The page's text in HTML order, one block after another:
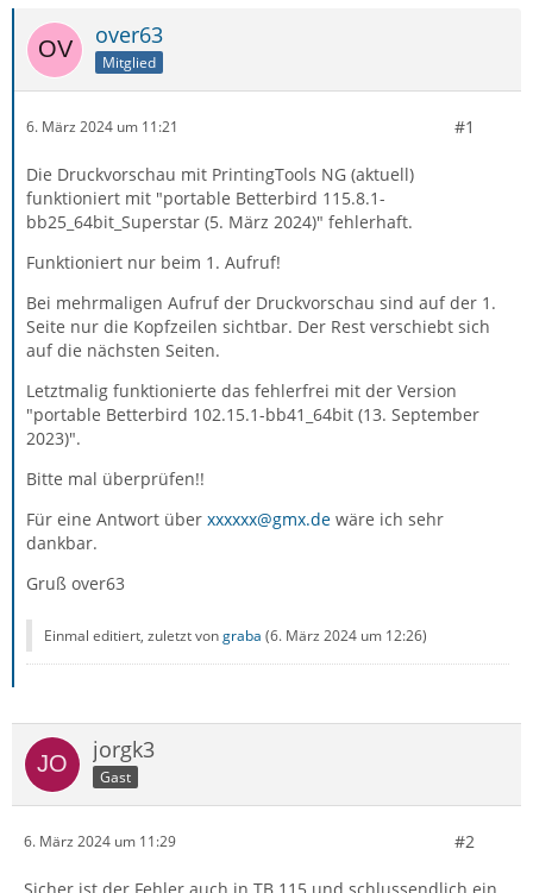
over63
Mitglied
6. März 2024 um 11:21 #1
Die Druckvorschau mit PrintingTools NG (aktuell)
funktioniert mit "portable Betterbird 115.8.1-
bb25_64bit_Superstar (5. März 2024)" fehlerhaft.
Funktioniert nur beim 1. Aufruf!
Bei mehrmaligen Aufruf der Druckvorschau sind auf der 1.
Seite nur die Kopfzeilen sichtbar. Der Rest verschiebt sich
auf die nächsten Seiten.
Letztmalig funktionierte das fehlerfrei mit der Version
"portable Betterbird 102.15.1-bb41_64bit (13. September
2023)".
Bitte mal überprüfen!!
Für eine Antwort über xxxxxx@gmx.de wäre ich sehr
dankbar.
Gruß over63
Einmal editiert, zuletzt vongraba (6. März 2024 um 12:26)
jorgk3
Gast
6. März 2024 um 11:29 #2